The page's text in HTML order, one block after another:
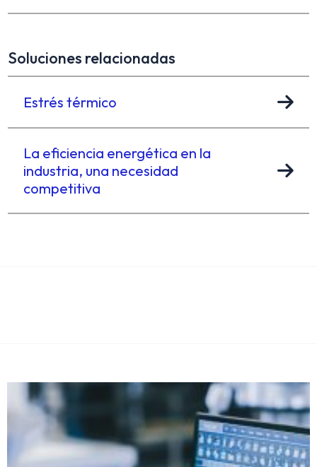
Soluciones relacionadas
Estrés térmico
La eficiencia energética en la
industria, una necesidad
competitiva